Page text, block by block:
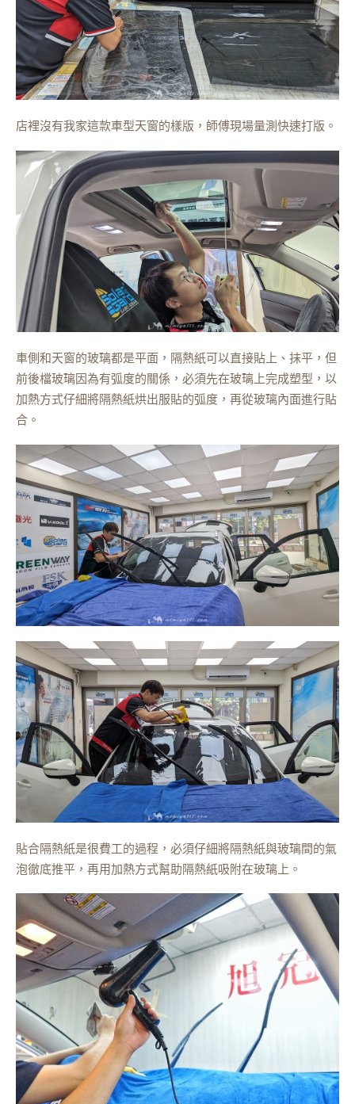
店裡沒有我家這款車型天窗的樣版，師傅現場量測快速打版。
車側和天窗的玻璃都是平面，隔熱紙可以直接貼上、抹平，但
前後檔玻璃因為有弧度的關係，必須先在玻璃上完成塑型，以
加熱方式仔細將隔熱紙烘出服貼的弧度，再從玻璃內面進行貼
合。
貼合隔熱紙是很費工的過程，必須仔細將隔熱紙與玻璃間的氣
泡徹底推平，再用加熱方式幫助隔熱紙吸附在玻璃上。